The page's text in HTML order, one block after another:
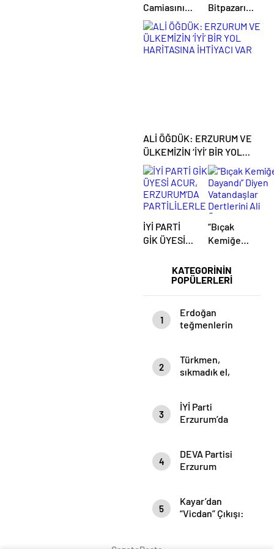
KATEGORİNİN
POPÜLERLERİ
1
Erdoğan
teğmenlerin
konuştu: Burası
kendini
meydan değil
2
Türkmen,
sıkmadık el,
3
İYİ Parti
Erzurum’da
4
DEVA Partisi
Erzurum
5
Kayar’dan
“Vicdan” Çıkışı:
Camiasını
Yasa Boğan
Kayıp:
Gökhan
Bitpazarı
Esnafını
Dinledi:
ALİ ÖĞDÜK: ERZURUM VE
ÜLKEMİZİN ‘İYİ’ BİR YOL
HARİTASINA İHTİYACI VAR
İYİ PARTİ
GİK ÜYESİ
ERZURUM’DA
PARTİLİLERLE
BULUŞTU
“Bıçak
Kemiğe
Diyen
Vatandaşlar
Dertlerini
Anlattı